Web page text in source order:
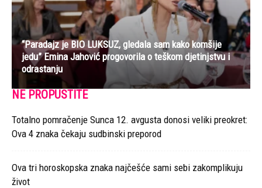
“Paradajz je BIO LUKSUZ, gledala sam kako komšije
jedu” Emina Jahović progovorila o teškom djetinjstvu i
odrastanju
NE PROPUSTITE
Totalno pomračenje Sunca 12. avgusta donosi veliki preokret:
Ova 4 znaka čekaju sudbinski preporod
Ova tri horoskopska znaka najčešće sami sebi zakomplikuju
život